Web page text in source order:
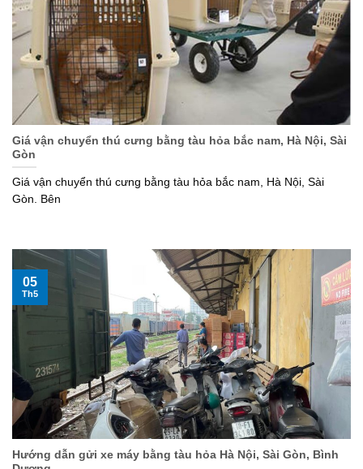
Giá vận chuyển thú cưng bằng tàu hỏa bắc nam, Hà Nội, Sài
Gòn
Giá vận chuyển thú cưng bằng tàu hỏa bắc nam, Hà Nội, Sài
Gòn. Bên
Hướng dẫn gửi xe máy bằng tàu hỏa Hà Nội, Sài Gòn, Bình
05
Th5